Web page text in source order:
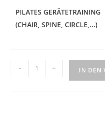
PILATES GERÄTETRAINING
(CHAIR, SPINE, CIRCLE,...)
- + IN DEN